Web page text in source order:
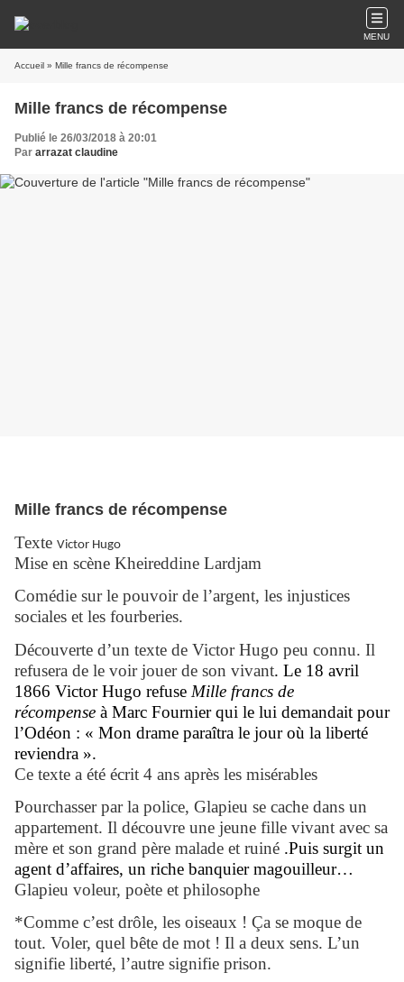
MENU
Accueil » Mille francs de récompense
Mille francs de récompense
Publié le 26/03/2018 à 20:01
Par arrazat claudine
Mille francs de récompense
Texte Victor Hugo
Mise en scène Kheireddine Lardjam
Comédie sur le pouvoir de l’argent, les injustices
sociales et les fourberies.
Découverte d’un texte de Victor Hugo peu connu. Il
refusera de le voir jouer de son vivant. Le 18 avril
1866 Victor Hugo refuse Mille francs de
récompense à Marc Fournier qui le lui demandait pour
l’Odéon : « Mon drame paraîtra le jour où la liberté
reviendra ».
Ce texte a été écrit 4 ans après les misérables
Pourchasser par la police, Glapieu se cache dans un
appartement. Il découvre une jeune fille vivant avec sa
mère et son grand père malade et ruiné .Puis surgit un
agent d’affaires, un riche banquier magouilleur…
Glapieu voleur, poète et philosophe
*Comme c’est drôle, les oiseaux ! Ça se moque de
tout. Voler, quel bête de mot ! Il a deux sens. L’un
signifie liberté, l’autre signifie prison.